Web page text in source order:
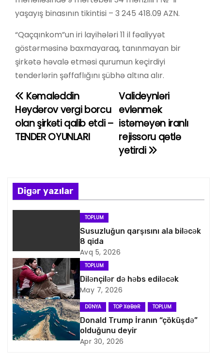
yaşayış binasının tikintisi – 3 245 418.09 AZN.
“Qaçqınkom”un iri layihələri 11 il fəaliyyət
göstərməsinə baxmayaraq, tanınmayan bir
şirkətə həvalə etməsi qurumun keçirdiyi
tenderlərin şəffaflığını şübhə altına alır.
Y
a
z
n
a
q
a
s
y
Valideynləri
evlənmək
istəməyən iranlı
rejissoru qətlə
yetirdi
Kəmaləddin
Heydərov vergi borcu
olan şirkəti qalib etdi –
TENDER OYUNLARI
Digər yazılar
TOPLUM
Susuzluğun qarşısını ala biləcək
8 qida
Avq 5, 2026
TOPLUM
Dilənçilər də həbs ediləcək
May 7, 2026
DÜNYA TOP XƏBƏR TOPLUM
Donald Trump İranın “çöküşdə”
olduğunu deyir
Apr 30, 2026